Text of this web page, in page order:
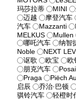
玛莎拉蒂
MINI
迈越
摩登汽车
汽车
Mazzanti
MELKUS
Mullen
哪吒汽车
纳智
Noble
NEXT
讴歌
欧宝 欧
朋克汽车
Praga
Piëch
启辰
乔治·巴顿
骐铃汽车
轻橙时